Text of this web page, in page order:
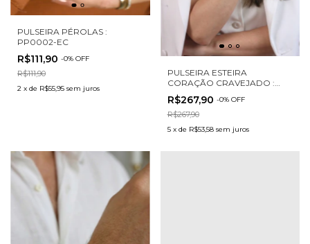
PULSEIRA PÉROLAS :
PP0002-EC
R$111,90 -0% OFF
R$111,90
2 x de R$55,95 sem juros
PULSEIRA ESTEIRA
CORAÇÃO CRAVEJADO :
PPEC0002-EC
R$267,90 -0% OFF
R$267,90
5 x de R$53,58 sem juros